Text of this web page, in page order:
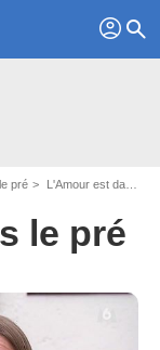
profil search
pré L'Amour est dans le pré - Page 20
le pré